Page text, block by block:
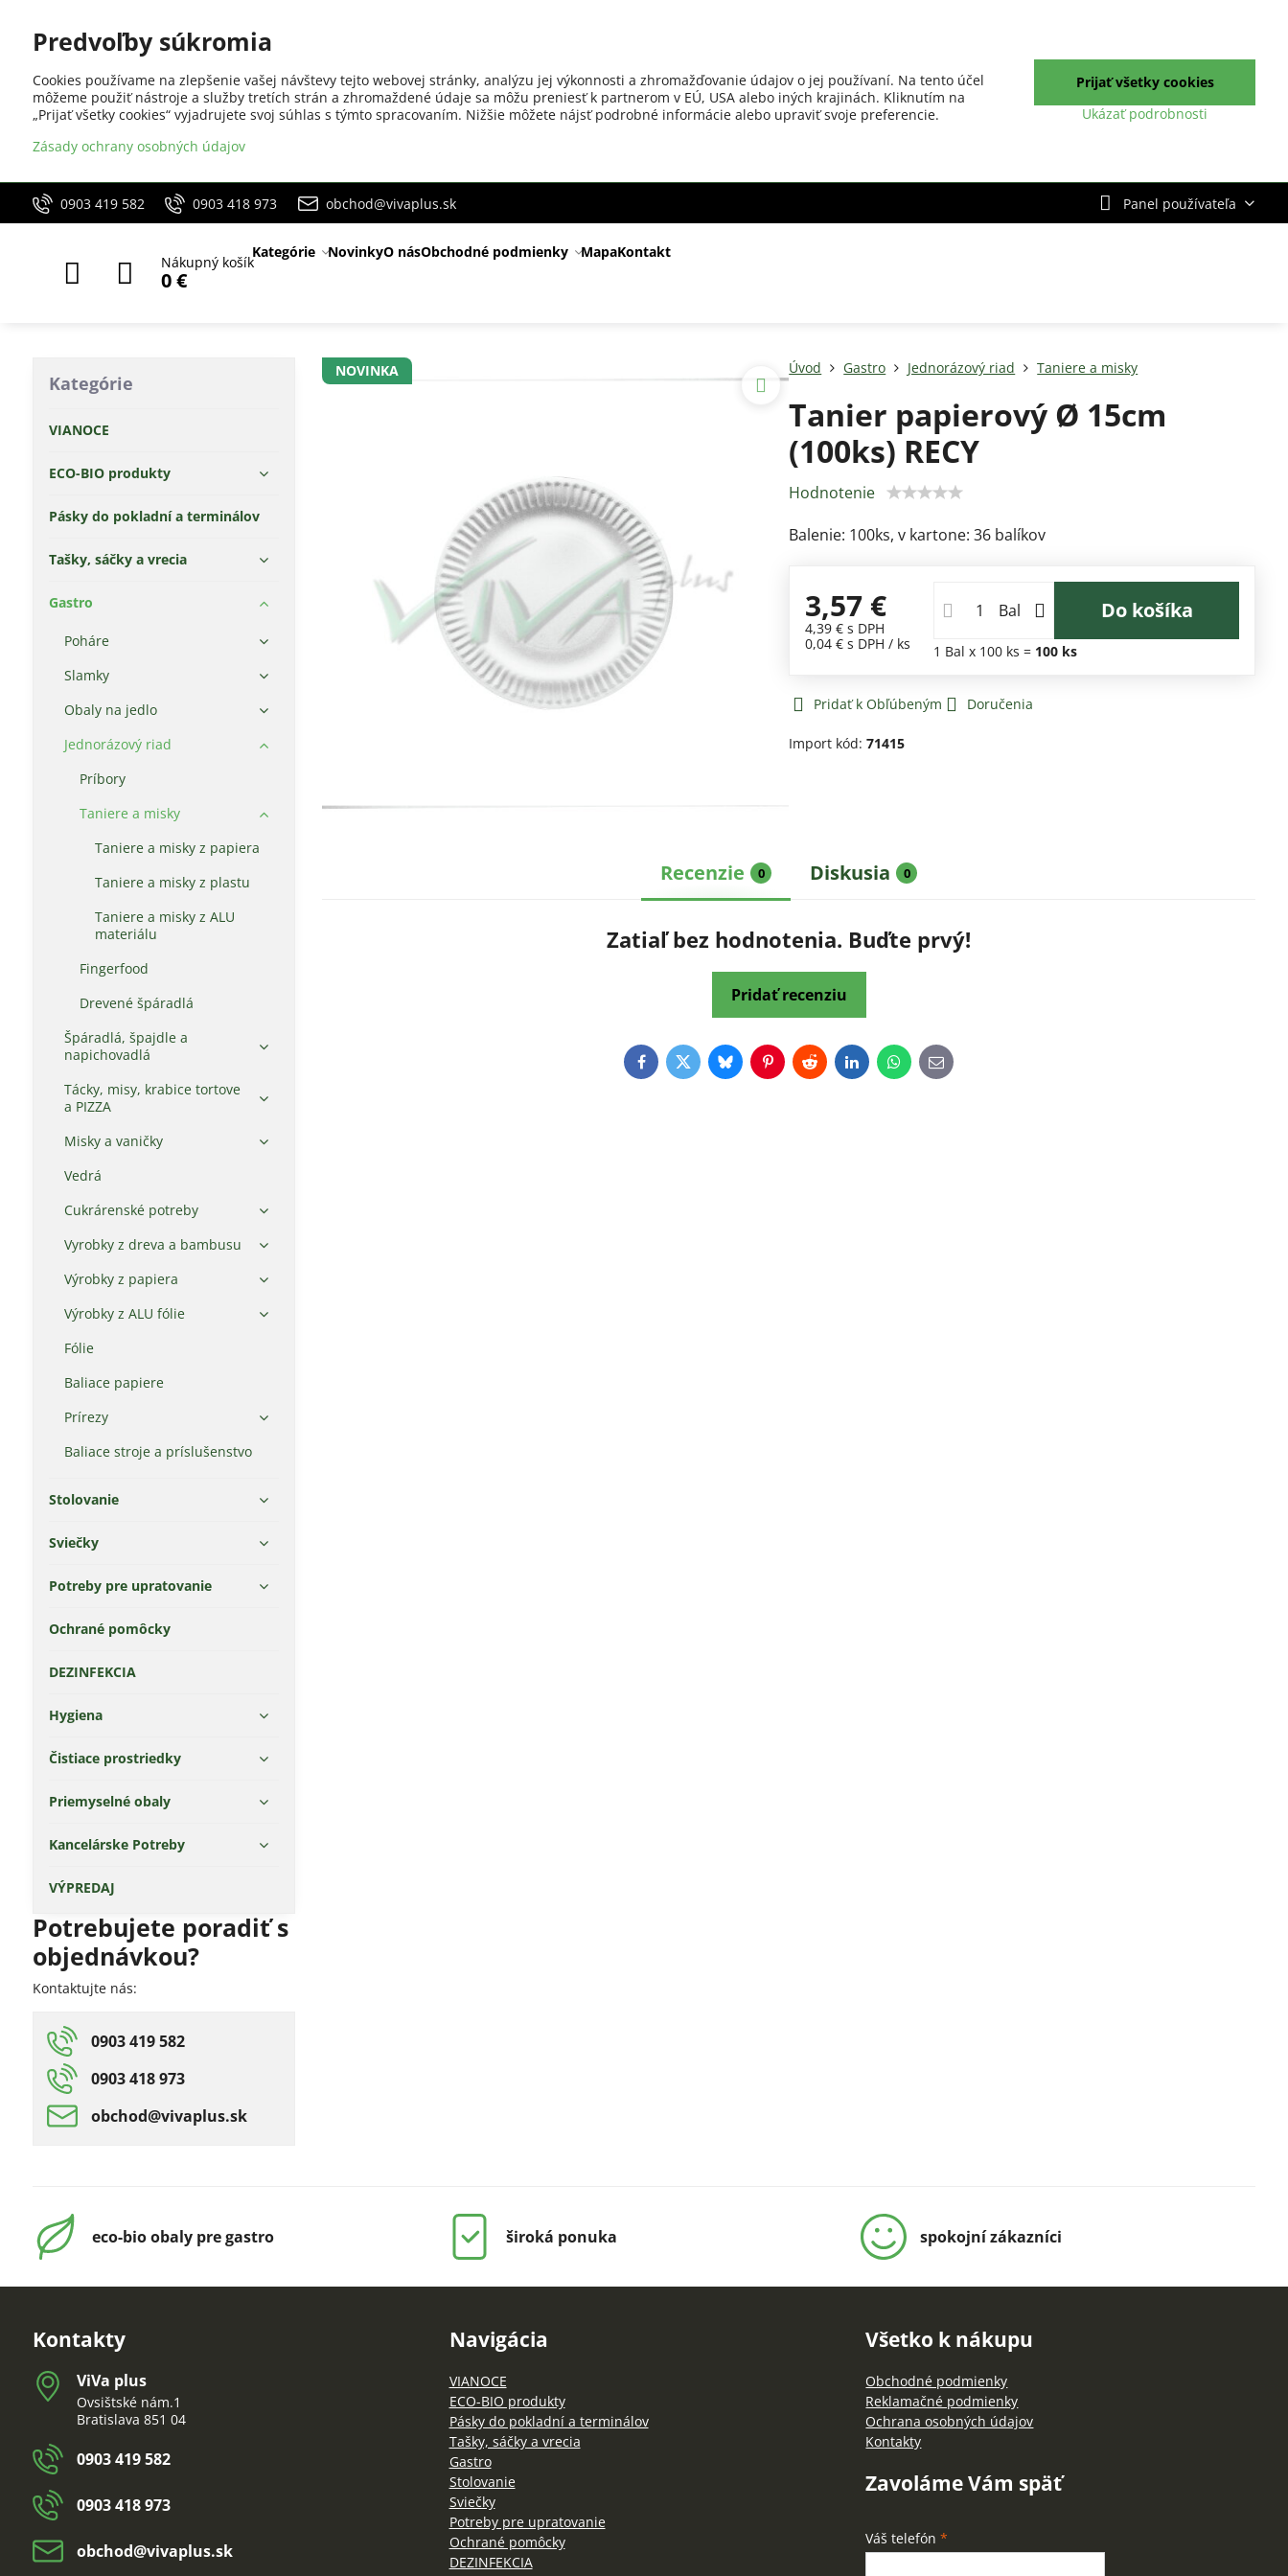
0903 419 582 0903 418 973 obchod@vivaplus.sk Panel používateľa
Nákupný košík
0 €
Kategórie NovinkyO násObchodné podmienky MapaKontakt
NOVINKA Úvod Gastro Jednorázový riad Taniere a misky
Tanier papierový Ø 15cm
(100ks) RECY
Hodnotenie
Balenie: 100ks, v kartone: 36 balíkov
3,57 €
4,39 €s DPH
0,04 € s DPH / ks
Bal Do košíka
1 Bal x 100 ks = 100ks
Pridať k Obľúbeným Doručenia
Import kód:71415
Recenzie 0 Diskusia 0
Zatiaľ bez hodnotenia. Buďte prvý!
Pridať recenziu
FacebookTwitterBlueskyPinterestRedditLinkedInWhatsApp
E-
mail
Kategórie
VIANOCE
ECO-BIO produkty
Pásky do pokladní a terminálov
Tašky, sáčky a vrecia
Gastro
Poháre
Slamky
Obaly na jedlo
Jednorázový riad
Príbory
Taniere a misky
Taniere a misky z papiera
Taniere a misky z plastu
Taniere a misky z ALU
materiálu
Fingerfood
Drevené špáradlá
Špáradlá, špajdle a
napichovadlá
Tácky, misy, krabice tortove
a PIZZA
Misky a vaničky
Vedrá
Cukrárenské potreby
Vyrobky z dreva a bambusu
Výrobky z papiera
Výrobky z ALU fólie
Fólie
Baliace papiere
Prírezy
Baliace stroje a príslušenstvo
Stolovanie
Sviečky
Potreby pre upratovanie
Ochrané pomôcky
DEZINFEKCIA
Hygiena
Čistiace prostriedky
Priemyselné obaly
Kancelárske Potreby
VÝPREDAJ
Potrebujete poradiť s
objednávkou?
Kontaktujte nás:
0903 419 582
0903 418 973
obchod​@vivaplus​.sk
eco-bio obaly pre gastro široká ponuka spokojní zákazníci
Kontakty
ViVa plus
Ovsištské nám.1
Bratislava 851 04
0903 419 582
0903 418 973
obchod​@vivaplus​.sk
Navigácia
VIANOCE
ECO-BIO produkty
Pásky do pokladní a terminálov
Tašky, sáčky a vrecia
Gastro
Stolovanie
Sviečky
Potreby pre upratovanie
Ochrané pomôcky
DEZINFEKCIA
Všetko k nákupu
Obchodné podmienky
Reklamačné podmienky
Ochrana osobných údajov
Kontakty
Zavoláme Vám späť
Váš telefón*
Predvoľby súkromia
Cookies používame na zlepšenie vašej návštevy tejto webovej stránky, analýzu jej výkonnosti a zhromažďovanie údajov o jej používaní. Na tento účel
môžeme použiť nástroje a služby tretích strán a zhromaždené údaje sa môžu preniesť k partnerom v EÚ, USA alebo iných krajinách. Kliknutím na
„Prijať všetky cookies“ vyjadrujete svoj súhlas s týmto spracovaním. Nižšie môžete nájsť podrobné informácie alebo upraviť svoje preferencie.
Zásady ochrany osobných údajov
Ukázať podrobnosti
Prijať všetky cookies